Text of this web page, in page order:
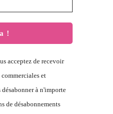
acceptez de recevoir
et
à n'importe
de désabonnements